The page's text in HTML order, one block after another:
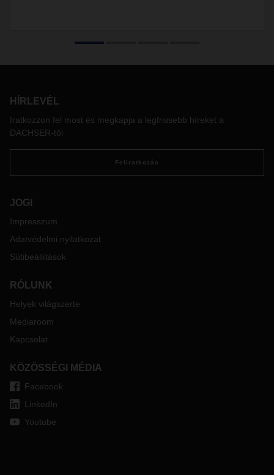
HÍRLEVÉL
Iratkozzon fel most és megkapja a legfrissebb híreket a
DACHSER-től
Feliratkozás
JOGI
Impresszum
Adatvédelmi nyilatkozat
Sütibeállítások
RÓLUNK
Helyek világszerte
Mediaroom
Kapcsolat
KÖZÖSSÉGI MÉDIA
Facebook
LinkedIn
Youtube